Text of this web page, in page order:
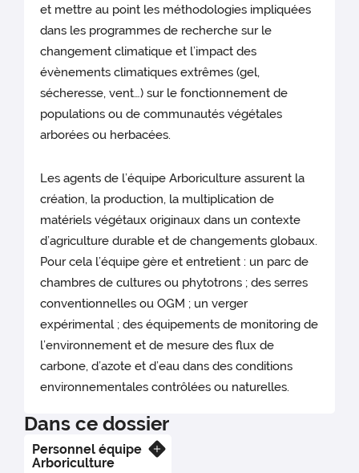
et mettre au point les méthodologies impliquées
dans les programmes de recherche sur le
changement climatique et l’impact des
évènements climatiques extrêmes (gel,
sécheresse, vent…) sur le fonctionnement de
populations ou de communautés végétales
arborées ou herbacées.
Les agents de l’équipe Arboriculture assurent la
création, la production, la multiplication de
matériels végétaux originaux dans un contexte
d’agriculture durable et de changements globaux.
Pour cela l’équipe gère et entretient : un parc de
chambres de cultures ou phytotrons ; des serres
conventionnelles ou OGM ; un verger
expérimental ; des équipements de monitoring de
l’environnement et de mesure des flux de
carbone, d’azote et d’eau dans des conditions
environnementales contrôlées ou naturelles.
Dans ce dossier
Personnel équipe
Arboriculture